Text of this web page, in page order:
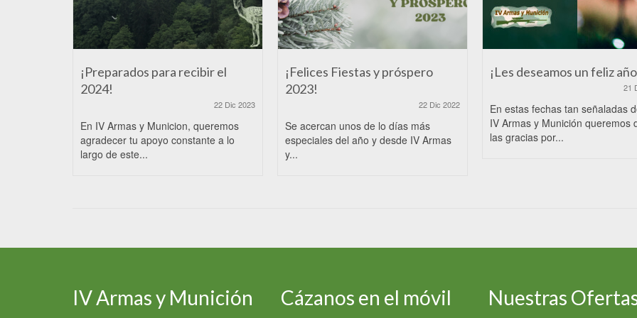
¡Preparados para recibir el
2024!
22 Dic 2023
En IV Armas y Municion, queremos
agradecer tu apoyo constante a lo
largo de este...
¡Felices Fiestas y próspero
2023!
22 Dic 2022
Se acercan unos de lo días más
especiales del año y desde IV Armas
y...
¡Les deseamos un feliz
21
En estas fechas tan señaladas
IV Armas y Munición queremos
las gracias por...
IV Armas y Munición Cázanos en el móvil Nuestras